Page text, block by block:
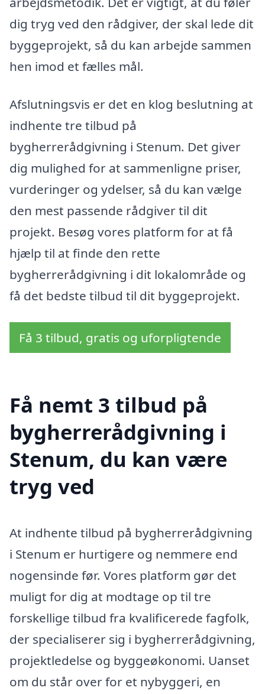
dig tryg ved den rådgiver, der skal lede dit
byggeprojekt, så du kan arbejde sammen
hen imod et fælles mål.
Afslutningsvis er det en klog beslutning at
indhente tre tilbud på
bygherrerådgivning i Stenum. Det giver
dig mulighed for at sammenligne priser,
vurderinger og ydelser, så du kan vælge
den mest passende rådgiver til dit
projekt. Besøg vores platform for at få
hjælp til at finde den rette
bygherrerådgivning i dit lokalområde og
få det bedste tilbud til dit byggeprojekt.
Få 3 tilbud, gratis og uforpligtende
Få nemt 3 tilbud på
bygherrerådgivning i
Stenum, du kan være
tryg ved
At indhente tilbud på bygherrerådgivning
i Stenum er hurtigere og nemmere end
nogensinde før. Vores platform gør det
muligt for dig at modtage op til tre
forskellige tilbud fra kvalificerede fagfolk,
der specialiserer sig i bygherrerådgivning,
projektledelse og byggeøkonomi. Uanset
om du står over for et nybyggeri, en